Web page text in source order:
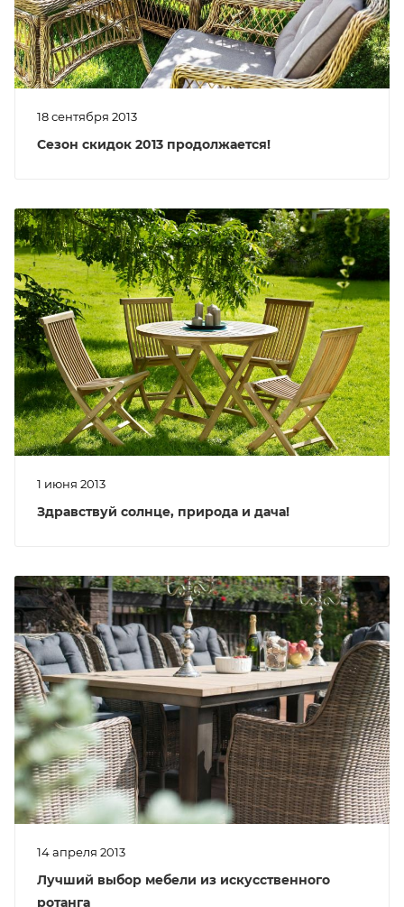
18 сентября 2013
Сезон скидок 2013 продолжается!
1 июня 2013
Здравствуй солнце, природа и дача!
14 апреля 2013
Лучший выбор мебели из искусственного
ротанга